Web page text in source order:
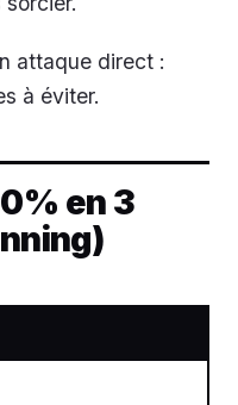
attaque direct :
à éviter.
en 3